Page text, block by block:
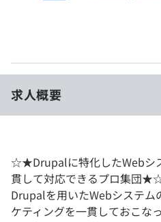
学校向けプラン
契約内容・クーポン
求人概要
☆★Drupalに特化したWebシ
貫して対応できるプロ集団
Drupalを用いたWebシステム
ケティングを一貫しておこなっ